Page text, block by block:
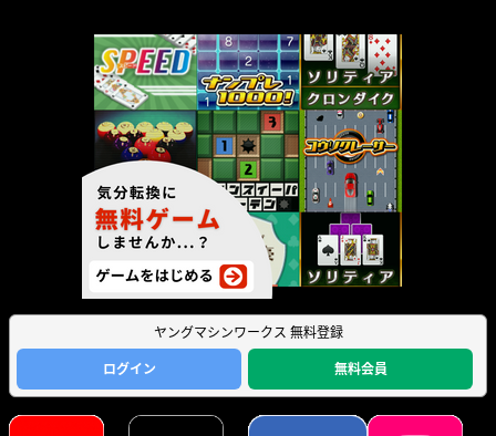
ヤングマシンワークス 無料登録
ログイン
無料会員